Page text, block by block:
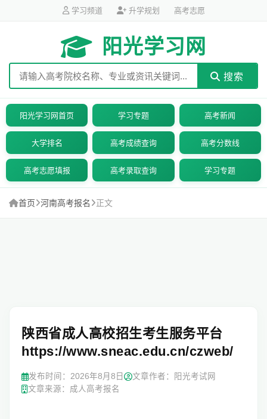
学习频道 升学规划 高考志愿
阳光学习网
搜索
阳光学习网首页 学习专题 高考新闻
大学排名 高考成绩查询 高考分数线
高考志愿填报 高考录取查询 学习专题
首页 河南高考报名 正文
陕西省成人高校招生考生服务平台
https://www.sneac.edu.cn/czweb/
发布时间： 2026年8月8日
文章作者：阳光考试网
文章来源：成人高考报名